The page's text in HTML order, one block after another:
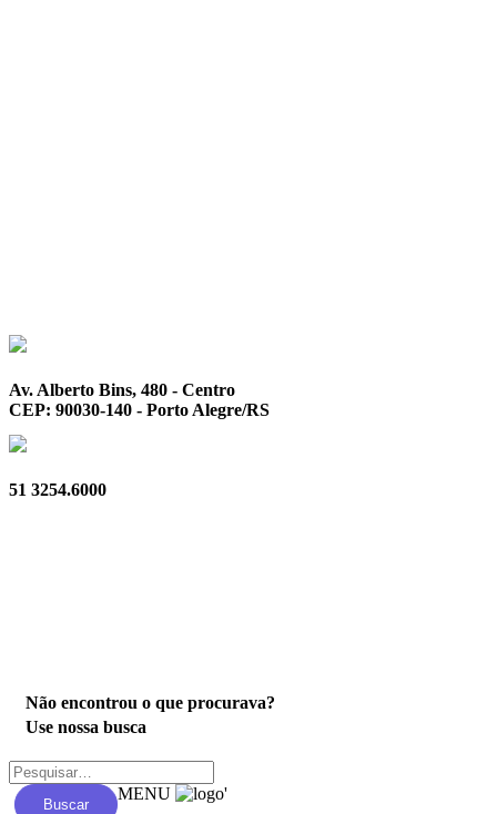
Av. Alberto Bins, 480 - Centro
CEP: 90030-140 - Porto Alegre/RS
51 3254.6000
Não encontrou o que procurava?
Use nossa busca
Buscar
MENU '